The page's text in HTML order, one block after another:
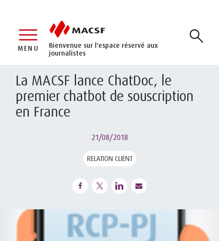
Bienvenue sur l'espace réservé aux
journalistes
MENU
La MACSF lance ChatDoc, le
premier chatbot de souscription
en France
21/08/2018
RELATION CLIENT